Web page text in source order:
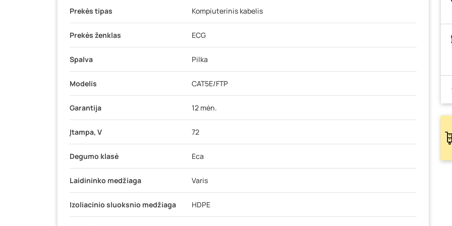
Prekės tipas Kompiuterinis kabelis
Prekės ženklas ECG
Spalva Pilka
Modelis CAT5E/FTP
Garantija 12 mėn.
Įtampa, V 72
Degumo klasė Eca
Laidininko medžiaga Varis
Izoliacinio sluoksnio medžiaga HDPE